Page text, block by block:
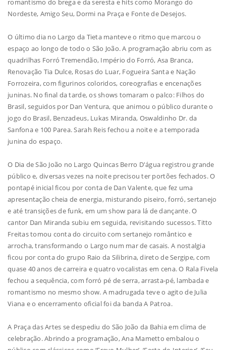
romantismo do brega e da seresta e hits como Morango do
Nordeste, Amigo Seu, Dormi na Praça e Fonte de Desejos.
O último dia no Largo da Tieta manteve o ritmo que marcou o
espaço ao longo de todo o São João. A programação abriu com as
quadrilhas Forró Tremendão, Império do Forró, Asa Branca,
Renovação Tia Dulce, Rosas do Luar, Fogueira Santa e Nação
Forrozeira, com figurinos coloridos, coreografias e encenações
juninas. No final da tarde, os shows tomaram o palco: Filhos do
Brasil, seguidos por Dan Ventura, que animou o público durante o
jogo do Brasil, Benzadeus, Lukas Miranda, Oswaldinho Dr. da
Sanfona e 100 Parea. Sarah Reis fechou a noite e a temporada
junina do espaço.
O Dia de São João no Largo Quincas Berro D'água registrou grande
público e, diversas vezes na noite precisou ter portões fechados. O
pontapé inicial ficou por conta de Dan Valente, que fez uma
apresentação cheia de energia, misturando piseiro, forró, sertanejo
e até transições de funk, em um show para lá de dançante. O
cantor Dan Miranda subiu em seguida, revisitando sucessos. Titto
Freitas tomou conta do circuito com sertanejo romântico e
arrocha, transformando o Largo num mar de casais. A nostalgia
ficou por conta do grupo Raio da Silibrina, direto de Sergipe, com
quase 40 anos de carreira e quatro vocalistas em cena. O Rala Fivela
fechou a sequência, com forró pé de serra, arrasta-pé, lambada e
romantismo no mesmo show. A madrugada teve o agito de Julia
Viana e o encerramento oficial foi da banda A Patroa.
A Praça das Artes se despediu do São João da Bahia em clima de
celebração. Abrindo a programação, Ana Mametto embalou o